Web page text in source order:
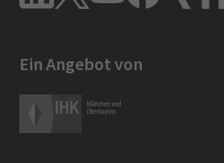
Ein Angebot von